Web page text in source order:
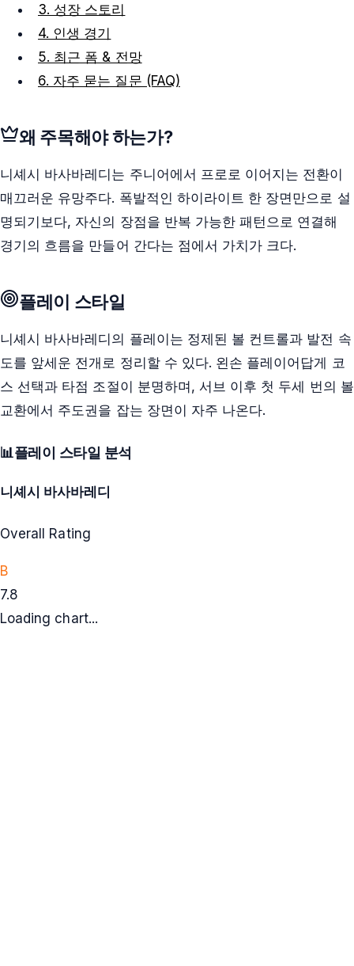
3. 성장 스토리
4. 인생 경기
5. 최근 폼 & 전망
6. 자주 묻는 질문 (FAQ)
왜 주목해야 하는가?
니셰시 바사바레디는 주니어에서 프로로 이어지는 전환이
매끄러운 유망주다. 폭발적인 하이라이트 한 장면만으로 설
명되기보다, 자신의 장점을 반복 가능한 패턴으로 연결해
경기의 흐름을 만들어 간다는 점에서 가치가 크다.
플레이 스타일
니셰시 바사바레디의 플레이는 정제된 볼 컨트롤과 발전 속
도를 앞세운 전개로 정리할 수 있다. 왼손 플레이어답게 코
스 선택과 타점 조절이 분명하며, 서브 이후 첫 두세 번의 볼
교환에서 주도권을 잡는 장면이 자주 나온다.
📊플레이 스타일 분석
니셰시 바사바레디
Overall Rating
B
7.8
Loading chart...